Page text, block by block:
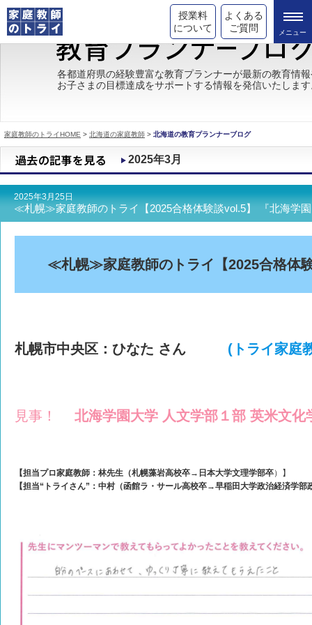
授業料
について
よくある
ご質問
トライの教育理念
成績が上がる理由
都道府県別情報
合格体験談
キャンペーン情報
受験情報
各都道府県の経験豊富な教育プランナーが最新の教育情
お子さまの目標達成をサポートする情報を発信いたしま
家庭教師のトライHOME > 北海道の家庭教師 > 北海道の教育プランナーブログ
2025年3月
2025年3月25日
≪札幌≫家庭教師のトライ【2025合格体験談vol.5】
≪札幌≫家庭教師のトライ【2025合格体
札幌市中央区：ひなた さん (トライ家庭
見事！ 北海学園大学 人文学部１部 英米文化
【担当プロ家庭教師： 林先生（札幌藻岩高校卒→日本大学文理学部卒）】
【担当“トライさん”：中村（函館ラ・サール高校卒→早稲田大学政治経済学部